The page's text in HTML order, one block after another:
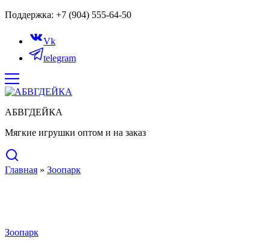
Поддержка: +7 (904) 555-64-50
Vk
telegram
АБВГДЕЙКА
Мягкие игрушки оптом и на заказ
Главная » Зоопарк
Зоопарк